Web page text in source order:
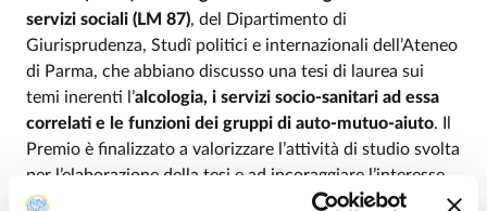
servizi sociali (LM 87), del Dipartimento di
Giurisprudenza, Studî politici e internazionali dell’Ateneo
di Parma, che abbiano discusso una tesi di laurea sui
temi inerenti l’alcologia, i servizi socio-sanitari ad essa
correlati e le funzioni dei gruppi di auto-mutuo-aiuto. Il
Premio è finalizzato a valorizzare l’attività di studio svolta
per l’elaborazione della tesi e ad incoraggiare l’interesse
per la ricerca e l’approfondimento del neo-laureato.